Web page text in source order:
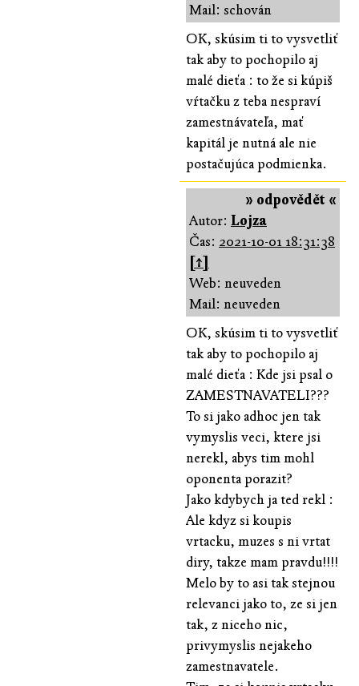
Mail: schován
OK, skúsim ti to vysvetliť
tak aby to pochopilo aj
malé dieťa : to že si kúpiš
vŕtačku z teba nespraví
zamestnávateľa, mať
kapitál je nutná ale nie
postačujúca podmienka.
» odpovědět «
Autor: Lojza
Čas: 2021-10-01 18:31:38
[↑]
Web: neuveden
Mail: neuveden
OK, skúsim ti to vysvetliť
tak aby to pochopilo aj
malé dieťa : Kde jsi psal o
ZAMESTNAVATELI???
To si jako adhoc jen tak
vymyslis veci, ktere jsi
nerekl, abys tim mohl
oponenta porazit?
Jako kdybych ja ted rekl :
Ale kdyz si koupis
vrtacku, muzes s ni vrtat
diry, takze mam pravdu!!!!
Melo by to asi tak stejnou
relevanci jako to, ze si jen
tak, z niceho nic,
privymyslis nejakeho
zamestnavatele.